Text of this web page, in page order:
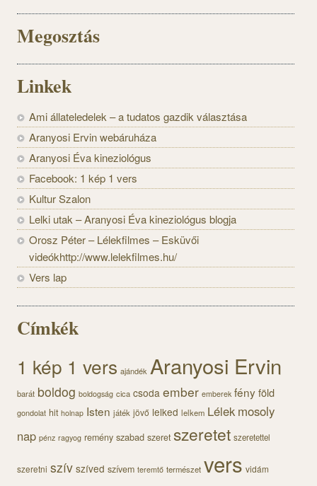
Megosztás
Linkek
Ami állateledelek – a tudatos gazdik választása
Aranyosi Ervin webáruháza
Aranyosi Éva kineziológus
Facebook: 1 kép 1 vers
Kultur Szalon
Lelki utak – Aranyosi Éva kineziológus blogja
Orosz Péter – Lélekfilmes – Esküvői
videókhttp://www.lelekfilmes.hu/
Vers lap
Címkék
1 kép 1 vers ajándék Aranyosi Ervin
barát boldog boldogság cica csoda ember emberek fényföld
gondolat hit holnap Isten játék jövő lelked lelkem Lélek mosoly
nap pénz ragyog remény szabad szeret szeretet szeretettel
szeretni szív szíved szívem teremtő természet vers vidám